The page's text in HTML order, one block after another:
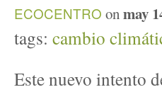
ECOCENTRO on may
tags: cambio
Este nuevo intento